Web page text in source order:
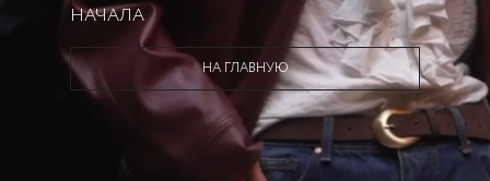
НАЧАЛА
НА ГЛАВНУЮ